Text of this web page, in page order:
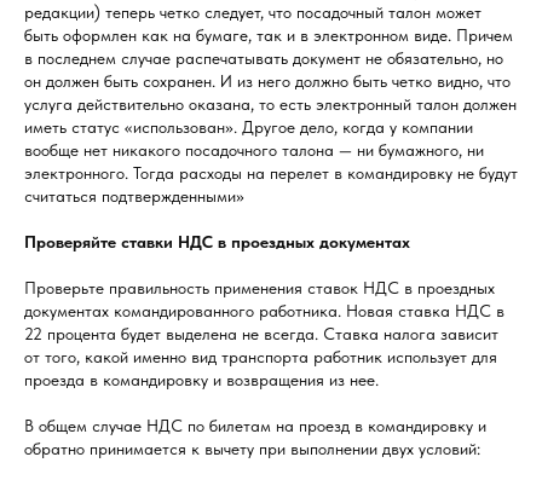
редакции) теперь четко следует, что посадочный талон может
быть оформлен как на бумаге, так и в электронном виде. Причем
в последнем случае распечатывать документ не обязательно, но
он должен быть сохранен. И из него должно быть четко видно, что
услуга действительно оказана, то есть электронный талон должен
иметь статус «использован». Другое дело, когда у компании
вообще нет никакого посадочного талона — ни бумажного, ни
электронного. Тогда расходы на перелет в командировку не будут
считаться подтвержденными»
Проверяйте ставки НДС в проездных документах
Проверьте правильность применения ставок НДС в проездных
документах командированного работника. Новая ставка НДС в
22 процента будет выделена не всегда. Ставка налога зависит
от того, какой именно вид транспорта работник использует для
проезда в командировку и возвращения из нее.
В общем случае НДС по билетам на проезд в командировку и
обратно принимается к вычету при выполнении двух условий: